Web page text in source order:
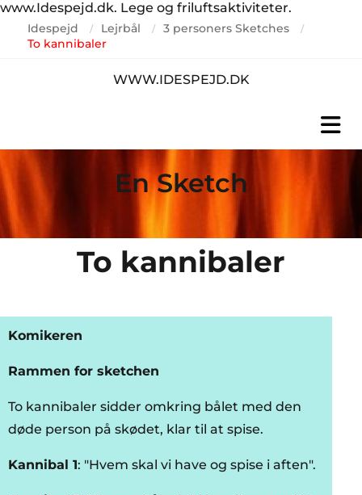
www.Idespejd.dk. Lege og friluftsaktiviteter.
Idespejd / Lejrbål / 3 personers Sketches /
To kannibaler
WWW.IDESPEJD.DK
En Sketch
To kannibaler
Komikeren
Rammen for sketchen
To kannibaler sidder omkring bålet med den
døde person på skødet, klar til at spise.
Kannibal 1: "Hvem skal vi have og spise i aften".